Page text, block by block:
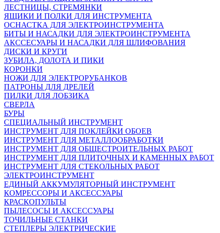
ЛЕСТНИЦЫ, СТРЕМЯНКИ
ЯЩИКИ И ПОЛКИ ДЛЯ ИНСТРУМЕНТА
ОСНАСТКА ДЛЯ ЭЛЕКТРОИНСТРУМЕНТА
БИТЫ И НАСАДКИ ДЛЯ ЭЛЕКТРОИНСТРУМЕНТА
АКССЕСУАРЫ И НАСАДКИ ДЛЯ ШЛИФОВАНИЯ
ДИСКИ И КРУГИ
ЗУБИЛА, ДОЛОТА И ПИКИ
КОРОНКИ
НОЖИ ДЛЯ ЭЛЕКТРОРУБАНКОВ
ПАТРОНЫ ДЛЯ ДРЕЛЕЙ
ПИЛКИ ДЛЯ ЛОБЗИКА
СВЕРЛА
БУРЫ
СПЕЦИАЛЬНЫЙ ИНСТРУМЕНТ
ИНСТРУМЕНТ ДЛЯ ПОКЛЕЙКИ ОБОЕВ
ИНСТРУМЕНТ ДЛЯ МЕТАЛЛООБРАБОТКИ
ИНСТРУМЕНТ ДЛЯ ОБЩЕСТРОИТЕЛЬНЫХ РАБОТ
ИНСТРУМЕНТ ДЛЯ ПЛИТОЧНЫХ И КАМЕННЫХ РАБОТ
ИНСТРУМЕНТ ДЛЯ СТЕКОЛЬНЫХ РАБОТ
ЭЛЕКТРОИНСТРУМЕНТ
ЕДИНЫЙ АККУМУЛЯТОРНЫЙ ИНСТРУМЕНТ
КОМРЕССОРЫ И АКСЕССУАРЫ
КРАСКОПУЛЬТЫ
ПЫЛЕСОСЫ И АКСЕССУАРЫ
ТОЧИЛЬНЫЕ СТАНКИ
СТЕПЛЕРЫ ЭЛЕКТРИЧЕСКИЕ